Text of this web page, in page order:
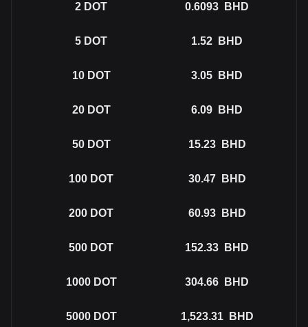
2 DOT 0.6093 BHD
5 DOT 1.52 BHD
10 DOT 3.05 BHD
20 DOT 6.09 BHD
50 DOT 15.23 BHD
100 DOT 30.47 BHD
200 DOT 60.93 BHD
500 DOT 152.33 BHD
1000 DOT 304.66 BHD
5000 DOT 1,523.31 BHD